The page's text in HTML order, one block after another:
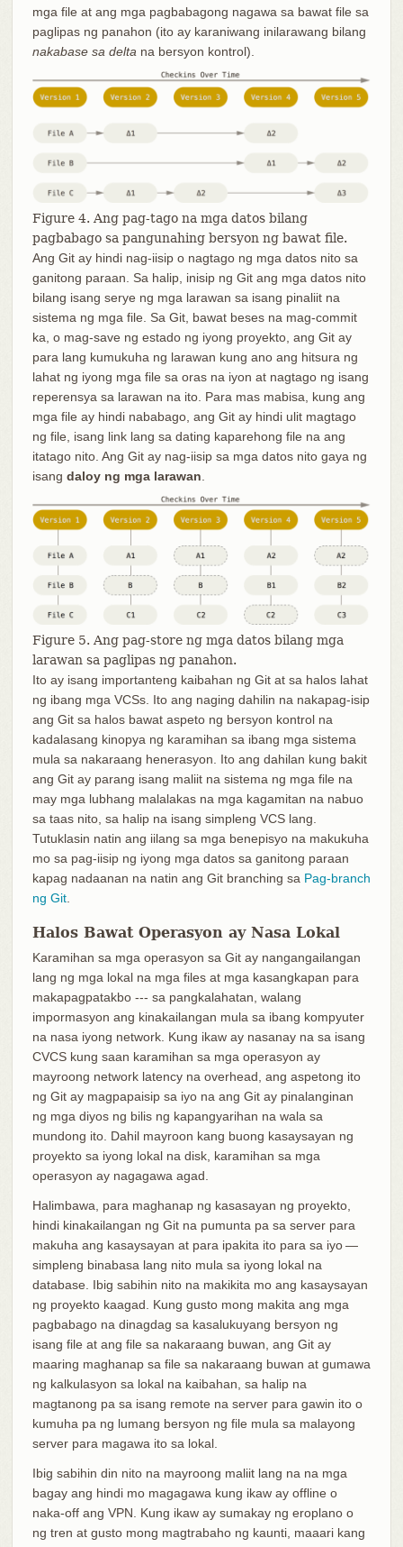
mga file at ang mga pagbabagong nagawa sa bawat file sa
paglipas ng panahon (ito ay karaniwang inilarawang bilang
nakabase sa delta na bersyon kontrol).
Figure 4. Ang pag-tago na mga datos bilang
pagbabago sa pangunahing bersyon ng bawat file.
Ang Git ay hindi nag-iisip o nagtago ng mga datos nito sa
ganitong paraan. Sa halip, inisip ng Git ang mga datos nito
bilang isang serye ng mga larawan sa isang pinaliit na
sistema ng mga file. Sa Git, bawat beses na mag-commit
ka, o mag-save ng estado ng iyong proyekto, ang Git ay
para lang kumukuha ng larawan kung ano ang hitsura ng
lahat ng iyong mga file sa oras na iyon at nagtago ng isang
reperensya sa larawan na ito. Para mas mabisa, kung ang
mga file ay hindi nababago, ang Git ay hindi ulit magtago
ng file, isang link lang sa dating kaparehong file na ang
itatago nito. Ang Git ay nag-iisip sa mga datos nito gaya ng
isang daloy ng mga larawan
Figure 5. Ang pag-store ng mga datos bilang mga
larawan sa paglipas ng panahon.
Ito ay isang importanteng kaibahan ng Git at sa halos lahat
ng ibang mga VCSs. Ito ang naging dahilin na nakapag-isip
ang Git sa halos bawat aspeto ng bersyon kontrol na
kadalasang kinopya ng karamihan sa ibang mga sistema
mula sa nakaraang henerasyon. Ito ang dahilan kung bakit
ang Git ay parang isang maliit na sistema ng mga file na
may mga lubhang malalakas na mga kagamitan na nabuo
sa taas nito, sa halip na isang simpleng VCS lang.
Tutuklasin natin ang iilang sa mga benepisyo na makukuha
mo sa pag-iisip ng iyong mga datos sa ganitong paraan
kapag nadaanan na natin ang Git branching sa Pag-branch
ng Git.
Halos Bawat Operasyon ay Nasa Lokal
Karamihan sa mga operasyon sa Git ay nangangailangan
lang ng mga lokal na mga files at mga kasangkapan para
makapagpatakbo --- sa pangkalahatan, walang
impormasyon ang kinakailangan mula sa ibang kompyuter
na nasa iyong network. Kung ikaw ay nasanay na sa isang
CVCS kung saan karamihan sa mga operasyon ay
mayroong network latency na overhead, ang aspetong ito
ng Git ay magpapaisip sa iyo na ang Git ay pinalanginan
ng mga diyos ng bilis ng kapangyarihan na wala sa
mundong ito. Dahil mayroon kang buong kasaysayan ng
proyekto sa iyong lokal na disk, karamihan sa mga
operasyon ay nagagawa agad.
Halimbawa, para maghanap ng kasasayan ng proyekto,
hindi kinakailangan ng Git na pumunta pa sa server para
makuha ang kasaysayan at para ipakita ito para sa iyo —
simpleng binabasa lang nito mula sa iyong lokal na
database. Ibig sabihin nito na makikita mo ang kasaysayan
ng proyekto kaagad. Kung gusto mong makita ang mga
pagbabago na dinagdag sa kasalukuyang bersyon ng
isang file at ang file sa nakaraang buwan, ang Git ay
maaring maghanap sa file sa nakaraang buwan at gumawa
ng kalkulasyon sa lokal na kaibahan, sa halip na
magtanong pa sa isang remote na server para gawin ito o
kumuha pa ng lumang bersyon ng file mula sa malayong
server para magawa ito sa lokal.
Ibig sabihin din nito na mayroong maliit lang na na mga
bagay ang hindi mo magagawa kung ikaw ay offline o
naka-off ang VPN. Kung ikaw ay sumakay ng eroplano o
ng tren at gusto mong magtrabaho ng kaunti, maaari kang